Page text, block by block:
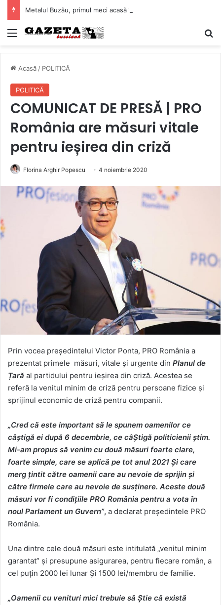
Mediu
Acasă / POLITICĂ
POLITICĂ
COMUNICAT DE PRESĂ | PRO
România are măsuri vitale
pentru ieșirea din criză
Florina Arghir Popescu 4 noiembrie 2020
Prin vocea președintelui Victor Ponta, PRO România a
prezentat primele măsuri, vitale și urgente din Planul de
Țară al partidului pentru ieșirea din criză. Acestea se
referă la venitul minim de criză pentru persoane fizice și
sprijinul economic de criză pentru companii.
„Cred că este important să le spunem oamenilor ce
câștigă ei după 6 decembrie, ce câȘtigă politicienii știm.
Mi-am propus să venim cu două măsuri foarte clare,
foarte simple, care se aplică pe tot anul 2021 Și care
merg țintit către oamenii care au nevoie de sprijin și
către firmele care au nevoie de susținere. Aceste două
măsuri vor fi condițiile PRO România pentru a vota în
noul Parlament un Guvern”, a declarat președintele PRO
România.
Una dintre cele două măsuri este intitulată „venitul minim
garantat” și presupune asigurarea, pentru fiecare român, a
cel puțin 2000 lei lunar Și 1500 lei/membru de familie.
„Oamenii cu venituri mici trebuie să Știe că există